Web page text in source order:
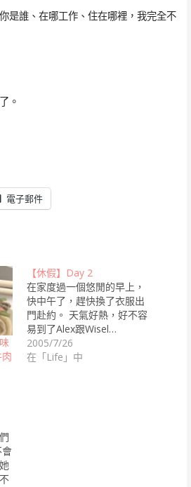
是誰、在哪工作、住在哪裡，我完全不
。
電子郵件
【休假】Day 2
在家度過一個悠閒的早上，
快中午了，趕快換了衣服出
門赴約。 天氣好熱，好不容
易到了Alex跟Wisel…
2005/7/26
在「Life」中